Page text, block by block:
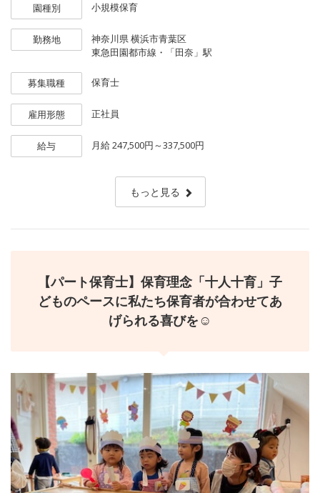
子どもたち一人ひとりの個性を尊ぶ「十人十育」を保育理念に、
集団を動かすような大人主導の保育に子どもを合わせさせるので
はなく、私たちが子ども側に合わせる「子ども一人ひとり主体」
の保育を大切にしています。
このたび、アットホームな園の雰囲気の中で子どもたち一人ひと
りの成長に心で寄り添ってくれる正社員保育士さんを、次年度に
向けて新たに募集します。
（2026新卒または中途、未経験可）
✧20代〜60代の幅広い年代が活躍中！
✧保育室内も職員間も、「ほんわか」「ゆったり」した雰囲気^^
✧保育園実務が未経験の方も安心して働ける職場です☆
園種別 小規模保育
勤務地 神奈川県横浜市青葉区
東急田園都市線・「田奈」駅
募集職種 保育士
雇用形態 正社員
給与 月給247,500円～337,500円
もっと見る
【パート保育士】保育理念「十人十育」子
どものペースに私たち保育者が合わせてあ
げられる喜びを☺️